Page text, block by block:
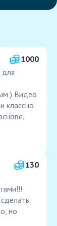
1000
) Видео
классно
130
но